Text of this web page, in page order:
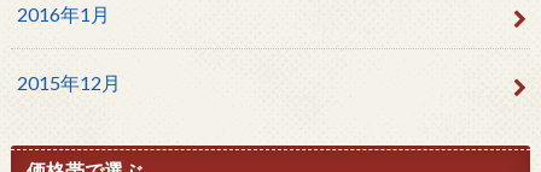
2016年1月
2015年12月